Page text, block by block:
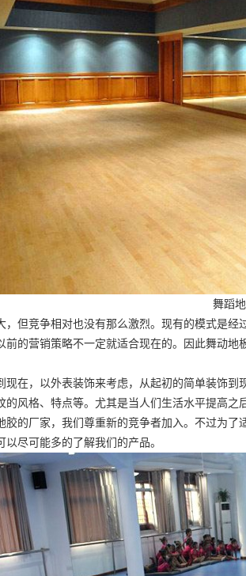
舞蹈
，但竞争相对也没有那么激烈。现有的模式是
前的营销策略不一定就适合现在的。因此舞动
现在，以外表装饰来考虑，从起初的简单装饰
风格、特点等。尤其是当人们生活水平提高之
胶的厂家，我们尊重新的竞争者加入。不过为
以尽可能多的了解我们的产品。